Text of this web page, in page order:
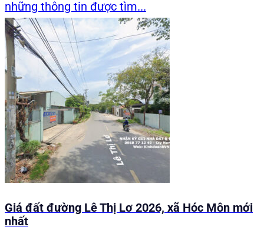
những thông tin được tìm...
Giá đất đường Lê Thị Lơ 2026, xã Hóc Môn mới
nhất